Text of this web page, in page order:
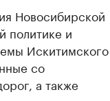
Новосибирской
политике и
Искитимского
со
а также